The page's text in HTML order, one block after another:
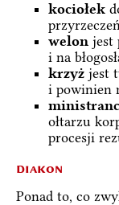
kociołek
welon jest
i na
krzyż jest
i powinien
ołtarzu
procesji
diakon
Ponad to, co